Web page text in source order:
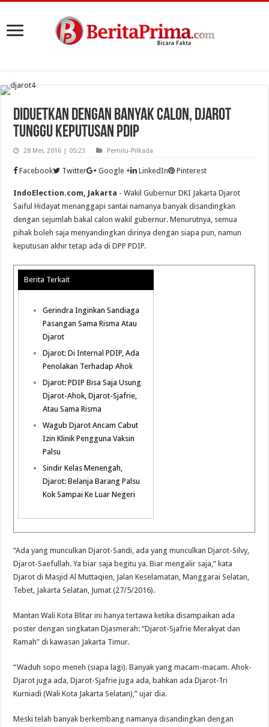
Diduetkan Dengan Banyak Calon, Djarot
Tunggu Keputusan PDIP
28 Mei, 2016 | 05:23 Pemilu-Pilkada
Facebook Twitter Google + LinkedIn Pinterest
IndoElection.com, Jakarta - Wakil Gubernur DKI Jakarta Djarot
Saiful Hidayat menanggapi santai namanya banyak disandingkan
dengan sejumlah bakal calon wakil gubernur. Menurutnya, semua
pihak boleh saja menyandingkan dirinya dengan siapa pun, namun
keputusan akhir tetap ada di DPP PDIP.
Berita Terkait
Gerindra Inginkan Sandiaga
Pasangan Sama Risma Atau
Djarot
Djarot: Di Internal PDIP, Ada
Penolakan Terhadap Ahok
Djarot: PDIP Bisa Saja Usung
Djarot-Ahok, Djarot-Sjafrie,
Atau Sama Risma
Wagub Djarot Ancam Cabut
Izin Klinik Pengguna Vaksin
Palsu
Sindir Kelas Menengah,
Djarot: Belanja Barang Palsu
Kok Sampai Ke Luar Negeri
“Ada yang munculkan Djarot-Sandi, ada yang munculkan Djarot-Silvy,
Djarot-Saefullah. Ya biar saja begitu ya. Biar mengalir saja,” kata
Djarot di Masjid Al Muttaqien, Jalan Keselamatan, Manggarai Selatan,
Tebet, Jakarta Selatan, Jumat (27/5/2016).
Mantan Wali Kota Blitar ini hanya tertawa ketika disampaikan ada
poster dengan singkatan Djasmerah: “Djarot-Sjafrie Merakyat dan
Ramah” di kawasan Jakarta Timur.
“Waduh sopo meneh (siapa lagi). Banyak yang macam-macam. Ahok-
Djarot juga ada, Djarot-Sjafrie juga ada, bahkan ada Djarot-Tri
Kurniadi (Wali Kota Jakarta Selatan),” ujar dia.
Meski telah banyak berkembang namanya disandingkan dengan